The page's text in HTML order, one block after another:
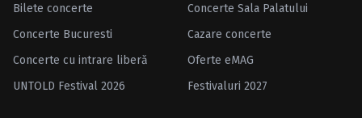
Bilete concerte
Concerte Sala Palatului
Concerte Bucuresti
Cazare concerte
Concerte cu intrare liberă
Oferte eMAG
UNTOLD Festival 2026
Festivaluri 2027